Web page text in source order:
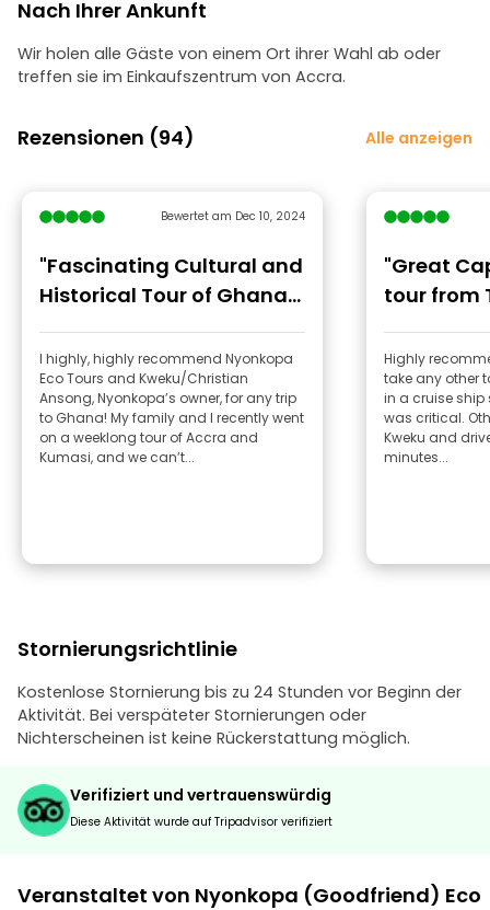
Nach Ihrer Ankunft
Wir holen alle Gäste von einem Ort ihrer Wahl ab oder
treffen sie im Einkaufszentrum von Accra.
Rezensionen (94) Alle anzeigen
Bewertet am Dec 10, 2024
"Fascinating Cultural and
Historical Tour of Ghana
by Nyonkopa Eco Tours"
I highly, highly recommend Nyonkopa
Eco Tours and Kweku/Christian
Ansong, Nyonkopa’s owner, for any trip
to Ghana! My family and I recently went
on a weeklong tour of Accra and
Kumasi, and we can’t...
"Great
tour from
Highly
take any other
in a cruise ship
was critical.
Kweku and
minutes...
Stornierungsrichtlinie
Kostenlose Stornierung bis zu 24 Stunden vor Beginn der
Aktivität. Bei verspäteter Stornierungen oder
Nichterscheinen ist keine Rückerstattung möglich.
Verifiziert und vertrauenswürdig
Diese Aktivität wurde auf Tripadvisor verifiziert
Veranstaltet von Nyonkopa (Goodfriend) Eco